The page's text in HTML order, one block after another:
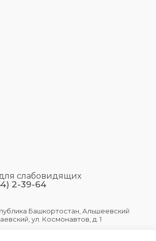
слабовидящих
2-39-64
Башкортостан, Альшеевский
ул. Космонавтов, д. 1